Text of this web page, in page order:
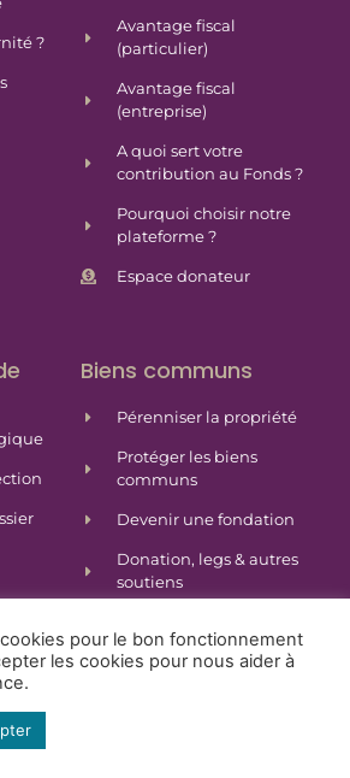
?
Avantage fiscal
(particulier)
Avantage fiscal
(entreprise)
A quoi sert votre
contribution au Fonds ?
Pourquoi choisir notre
plateforme ?
Espace donateur
Biens communs
Pérenniser la propriété
Protéger les biens
communs
Devenir une fondation
Donation, legs & autres
soutiens
FRATERNITÉ POUR DEMAIN
personnelles
Règlement intérieur
pour le bon fonctionnement
les cookies pour nous aider à